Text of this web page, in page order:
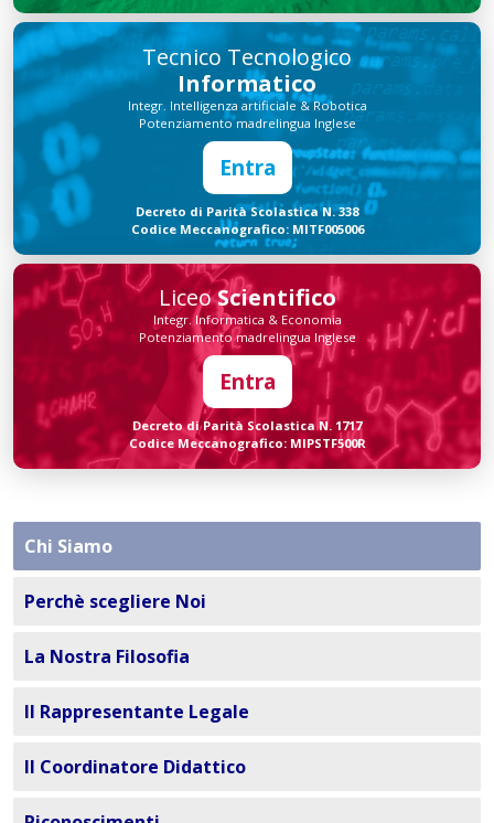
Tecnico Tecnologico
Informatico
Integr. Intelligenza artificiale & Robotica
Potenziamento madrelingua Inglese
Entra
Decreto di Parità Scolastica N. 338
Codice Meccanografico: MITF005006
LiceoScientifico
Integr. Informatica & Economia
Potenziamento madrelingua Inglese
Entra
Decreto di Parità Scolastica N. 1717
Codice Meccanografico: MIPSTF500R
Chi Siamo
Perchè scegliere Noi
La Nostra Filosofia
Il Rappresentante Legale
Il Coordinatore Didattico